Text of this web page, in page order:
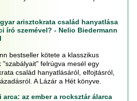
arisztokrata család hanyatlása
író szemével? - Nelio Biedermann
bestseller kötete a klasszikus
"szabályait" felrúgva mesél egy
család hanyatlásáról, elfojtásról,
A Lázár a Hét könyve.
arca: az ember a rocksztár álarca